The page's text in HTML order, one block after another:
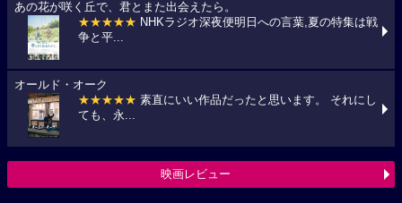
あの花が咲く丘で、君とまた出会えたら。
★★★★★ NHKラジオ深夜便明日への言葉,夏の特集は戦
争と平...
オールド・オーク
★★★★★ 素直にいい作品だったと思います。 それにし
ても、永...
映画レビュー